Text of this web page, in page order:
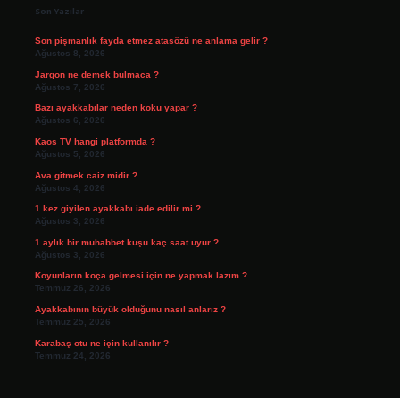
Son Yazılar
Son pişmanlık fayda etmez atasözü ne anlama gelir ?
Ağustos 8, 2026
Jargon ne demek bulmaca ?
Ağustos 7, 2026
Bazı ayakkabılar neden koku yapar ?
Ağustos 6, 2026
Kaos TV hangi platformda ?
Ağustos 5, 2026
Ava gitmek caiz midir ?
Ağustos 4, 2026
1 kez giyilen ayakkabı iade edilir mi ?
Ağustos 3, 2026
1 aylık bir muhabbet kuşu kaç saat uyur ?
Ağustos 3, 2026
Koyunların koça gelmesi için ne yapmak lazım ?
Temmuz 26, 2026
Ayakkabının büyük olduğunu nasıl anlarız ?
Temmuz 25, 2026
Karabaş otu ne için kullanılır ?
Temmuz 24, 2026